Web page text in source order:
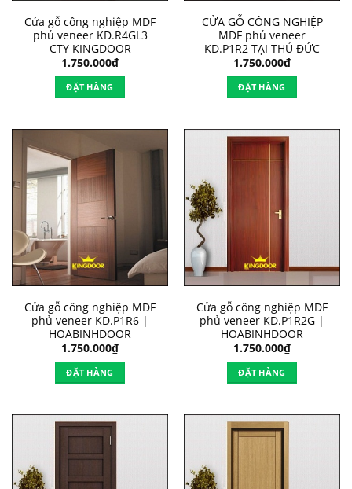
Cửa gỗ công nghiệp MDF
phủ veneer KD.R4GL3
CTY KINGDOOR
1.750.000₫
ĐẶT HÀNG
CỬA GỖ CÔNG NGHIỆP
MDF phủ veneer
KD.P1R2 TẠI THỦ ĐỨC
1.750.000₫
ĐẶT HÀNG
Cửa gỗ công nghiệp MDF
phủ veneer KD.P1R6 |
HOABINHDOOR
1.750.000₫
ĐẶT HÀNG
Cửa gỗ công nghiệp MDF
phủ veneer KD.P1R2G |
HOABINHDOOR
1.750.000₫
ĐẶT HÀNG